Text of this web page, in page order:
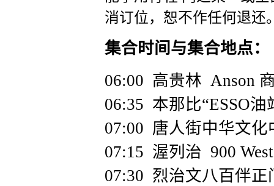
消订位，恕不作任何退还
集合时间与集合地点：
06:00 高贵林
06:35 本那比“ESSO
07:00 唐人街中华文化
07:15 渥列治 900
07:30 烈治文八百伴正